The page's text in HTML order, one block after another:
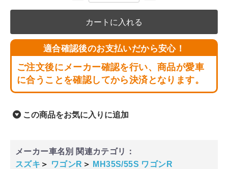
カートに入れる
適合確認後のお支払いだから安心！
ご注文後にメーカー確認を行い、商品が愛車
に合うことを確認してから決済となります。
この商品をお気に入りに追加
メーカー車名別 関連カテゴリ：
スズキ ＞ ワゴンR ＞ MH35S/55S ワゴンR